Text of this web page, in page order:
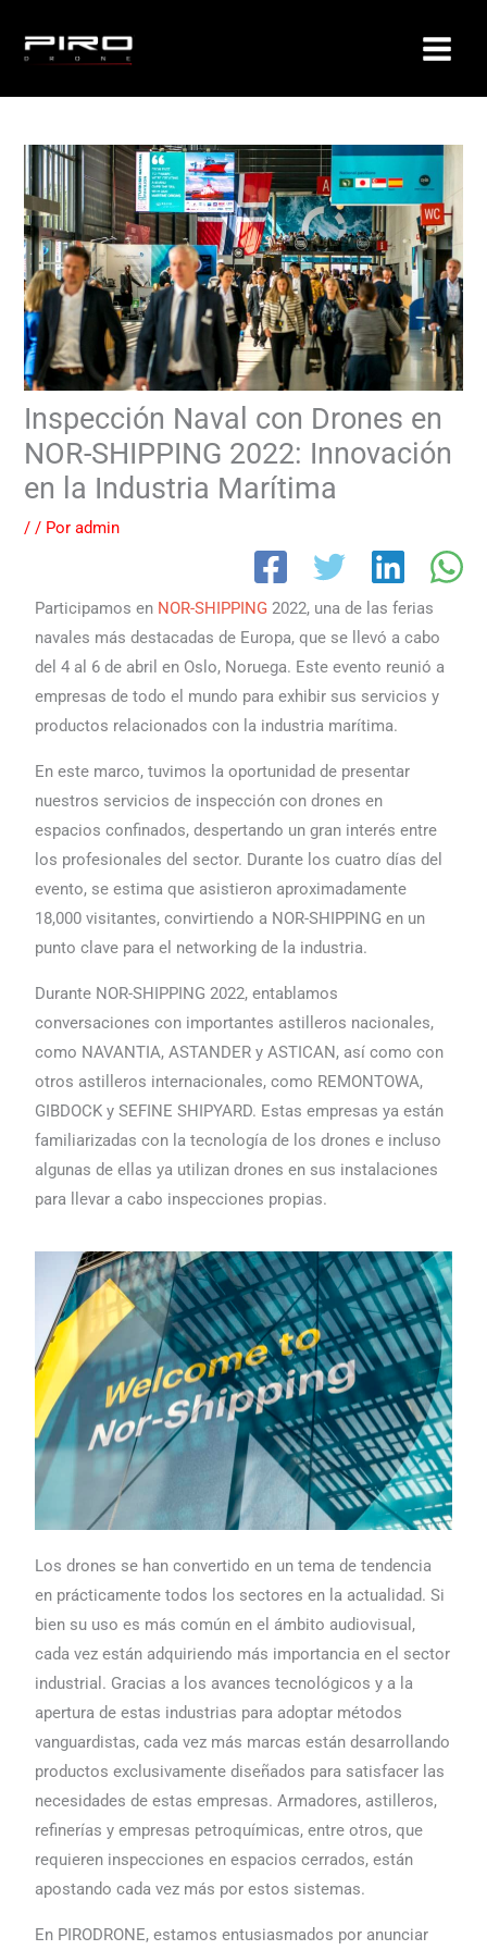
contenido
Inspección Naval con Drones en
NOR-SHIPPING 2022: Innovación
en la Industria Marítima
// Poradmin
Participamos en NOR-SHIPPING 2022, una de las ferias
navales más destacadas de Europa, que se llevó a cabo
del 4 al 6 de abril en Oslo, Noruega. Este evento reunió a
empresas de todo el mundo para exhibir sus servicios y
productos relacionados con la industria marítima.
En este marco, tuvimos la oportunidad de presentar
nuestros servicios de inspección con drones en
espacios confinados, despertando un gran interés entre
los profesionales del sector. Durante los cuatro días del
evento, se estima que asistieron aproximadamente
18,000 visitantes, convirtiendo a NOR-SHIPPING en un
punto clave para el networking de la industria.
Durante NOR-SHIPPING 2022, entablamos
conversaciones con importantes astilleros nacionales,
como NAVANTIA, ASTANDER y ASTICAN, así como con
otros astilleros internacionales, como REMONTOWA,
GIBDOCK y SEFINE SHIPYARD. Estas empresas ya están
familiarizadas con la tecnología de los drones e incluso
algunas de ellas ya utilizan drones en sus instalaciones
para llevar a cabo inspecciones propias.
Los drones se han convertido en un tema de tendencia
en prácticamente todos los sectores en la actualidad. Si
bien su uso es más común en el ámbito audiovisual,
cada vez están adquiriendo más importancia en el sector
industrial. Gracias a los avances tecnológicos y a la
apertura de estas industrias para adoptar métodos
vanguardistas, cada vez más marcas están desarrollando
productos exclusivamente diseñados para satisfacer las
necesidades de estas empresas. Armadores, astilleros,
refinerías y empresas petroquímicas, entre otros, que
requieren inspecciones en espacios cerrados, están
apostando cada vez más por estos sistemas.
En PIRODRONE, estamos entusiasmados por anunciar